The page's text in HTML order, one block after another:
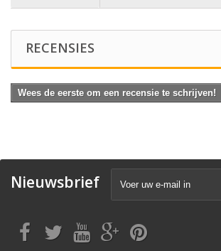
RECENSIES
Wees de eerste om een recensie te schrijven!
Nieuwsbrief